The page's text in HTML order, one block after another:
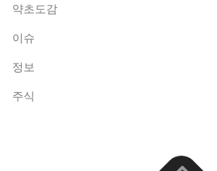
약초도감
이슈
정보
주식